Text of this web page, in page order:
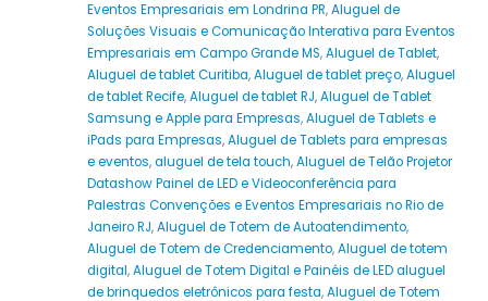
Eventos Empresariais em Londrina PR,Aluguel de
Soluções Visuais e Comunicação Interativa para Eventos
Empresariais em Campo Grande MS,Aluguel de Tablet,
Aluguel de tablet Curitiba,Aluguel de tablet preço,Aluguel
de tablet Recife,Aluguel de tablet RJ,Aluguel de Tablet
Samsung e Apple para Empresas,Aluguel de Tablets e
iPads para Empresas,Aluguel de Tablets para empresas
e eventos,aluguel de tela touch,Aluguel de Telão Projetor
Datashow Painel de LED e Videoconferência para
Palestras Convenções e Eventos Empresariais no Rio de
Janeiro RJ,Aluguel de Totem de Autoatendimento,
Aluguel de Totem de Credenciamento,Aluguel de totem
digital,Aluguel de Totem Digital e Painéis de LED aluguel
de brinquedos eletrônicos para festa,Aluguel de Totem